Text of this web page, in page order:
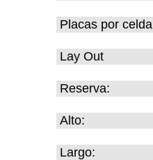
Placas por celda
Lay Out
Reserva:
Alto:
Largo: